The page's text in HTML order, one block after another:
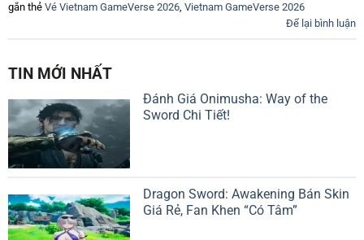
gắn thẻ Vé Vietnam GameVerse 2026, Vietnam GameVerse 2026
Để lại bình luận
TIN MỚI NHẤT
Đánh Giá Onimusha: Way of the
Sword Chi Tiết!
Dragon Sword: Awakening Bán Skin
Giá Rẻ, Fan Khen “Có Tâm”